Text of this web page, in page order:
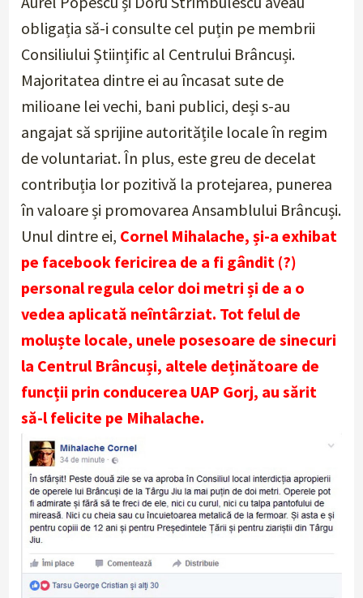
obligația să-i consulte cel puțin pe membrii
Consiliului Științific al Centrului Brâncuși.
Majoritatea dintre ei au încasat sute de
milioane lei vechi, bani publici, deși s-au
angajat să sprijine autoritățile locale în regim
de voluntariat. În plus, este greu de decelat
contribuția lor pozitivă la protejarea, punerea
în valoare și promovarea Ansamblului Brâncuși.
Unul dintre ei, Cornel Mihalache, și-a exhibat
pe facebook fericirea de a fi gândit (?)
personal regula celor doi metri și de a o
vedea aplicată neîntârziat. Tot felul de
moluște locale, unele posesoare de sinecuri
la Centrul Brâncuși, altele deținătoare de
funcții prin conducerea UAP Gorj, au sărit
să-l felicite pe Mihalache.